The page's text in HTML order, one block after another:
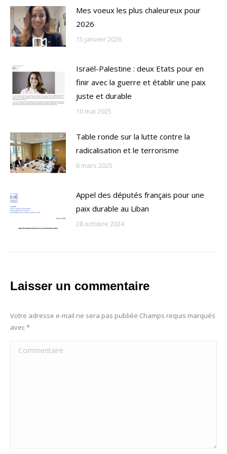
Mes voeux les plus chaleureux pour
2026
15 janvier 2026
Israël-Palestine : deux Etats pour en
finir avec la guerre et établir une paix
juste et durable
10 mai 2025
Table ronde sur la lutte contre la
radicalisation et le terrorisme
6 mars 2025
Appel des députés français pour une
paix durable au Liban
28 octobre 2024
Laisser un commentaire
Votre adresse e-mail ne sera pas publiée Champs requis marqués
avec*
Commentaire